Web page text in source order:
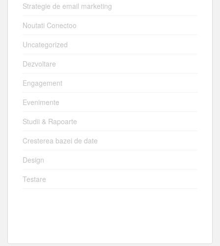
Strategie de email marketing
Noutati Conectoo
Uncategorized
Dezvoltare
Engagement
Evenimente
Studii & Rapoarte
Cresterea bazei de date
Design
Testare